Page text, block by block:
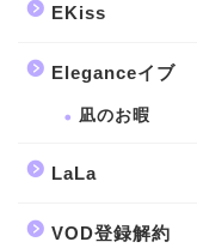
EKiss
Eleganceイブ
凪のお暇
LaLa
VOD登録解約